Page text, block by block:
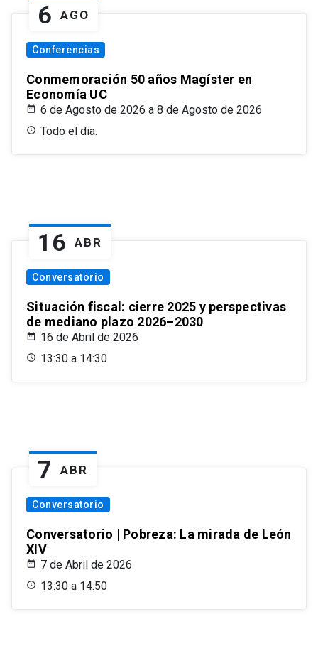
6 AGO
Conferencias
Conmemoración 50 años Magíster en
Economía UC
6 de Agosto de 2026 a 8 de Agosto de 2026
Todo el dia.
16 ABR
Conversatorio
Situación fiscal: cierre 2025 y perspectivas
de mediano plazo 2026–2030
16 de Abril de 2026
13:30 a 14:30
7 ABR
Conversatorio
Conversatorio | Pobreza: La mirada de León
XIV
7 de Abril de 2026
13:30 a 14:50